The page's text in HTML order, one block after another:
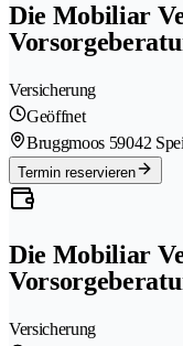
Die Mobiliar
Versicherung
Geöffnet
Bruggmoos 59042
Termin reservieren
Die Mobiliar
Versicherung